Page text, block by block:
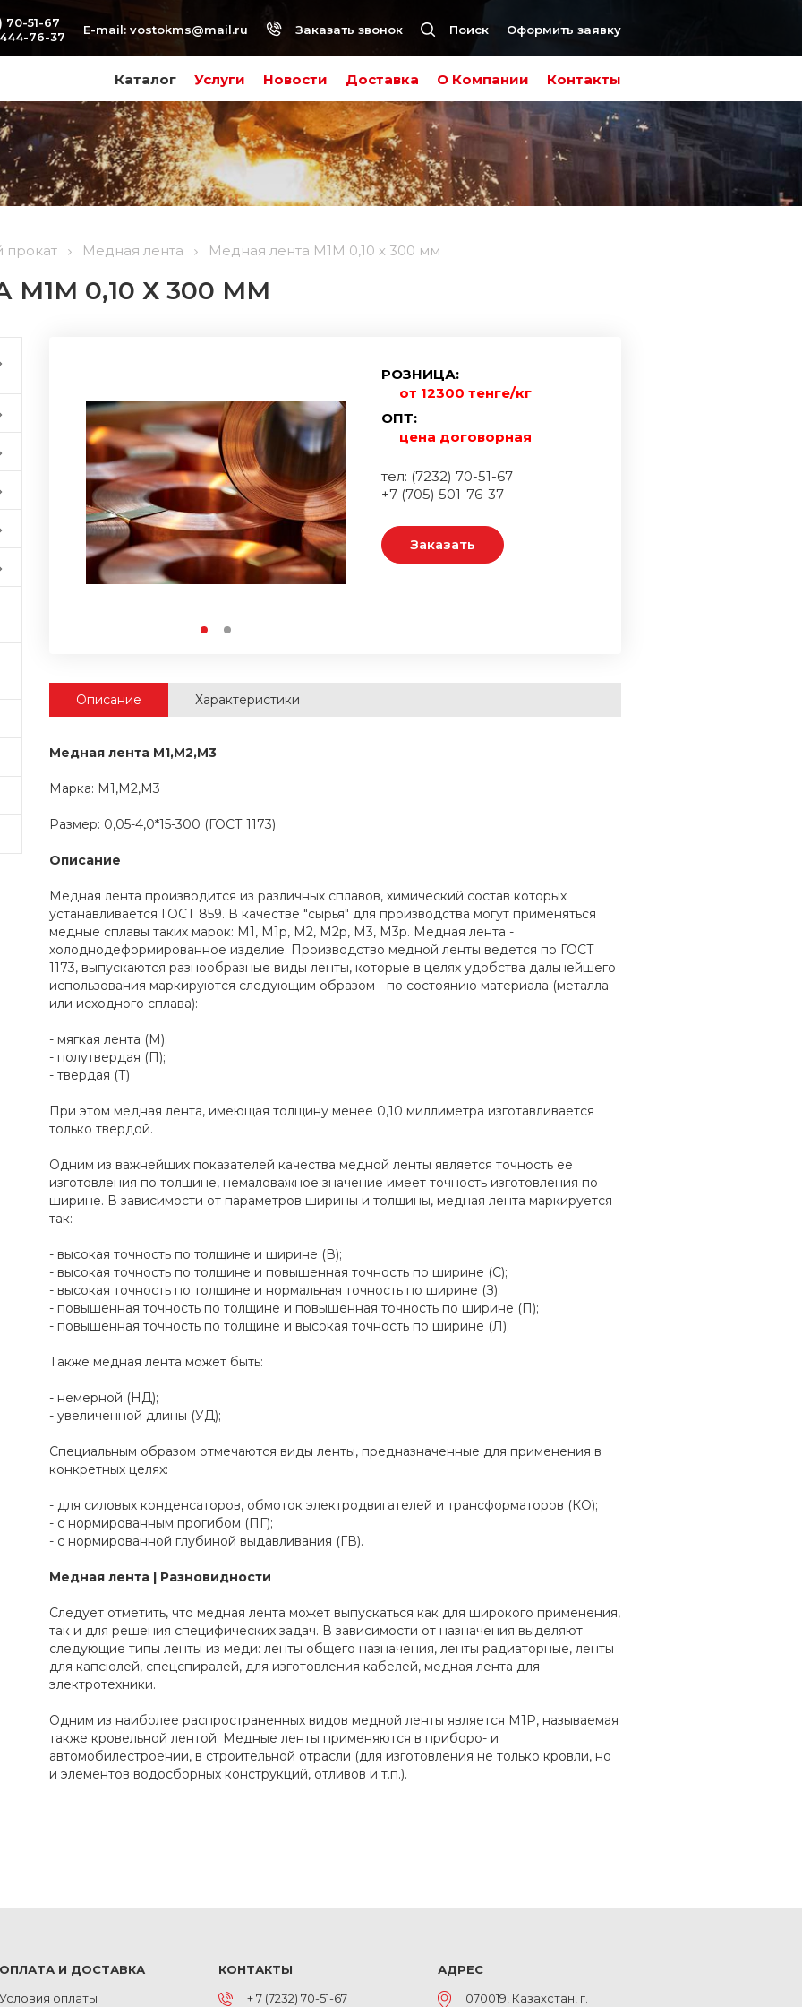
Каталог Услуги Новости Доставка О Компании Контакты
70-51-67
76-37
E-mail: vostokms@mail.ru Заказать звонок Поиск Оформить заявку
Медная лента Медная лента М1М 0,10 х 300 мм
0,10 Х 300 ММ
РОЗНИЦА:
от 12300 тенге/кг
ОПТ:
цена договорная
тел: (7232) 70-51-67
+7 (705) 501-76-37
Заказать
Описание Характеристики
Медная лента М1,М2,М3
Марка: М1,М2,М3
Размер: 0,05-4,0*15-300 (ГОСТ 1173)
Описание
Медная лента производится из различных сплавов, химический состав которых
устанавливается ГОСТ 859. В качестве "сырья" для производства могут применяться
медные сплавы таких марок: M1, M1p, M2, М2р, М3, М3р. Медная лента -
холоднодеформированное изделие. Производство медной ленты ведется по ГОСТ
1173, выпускаются разнообразные виды ленты, которые в целях удобства дальнейшего
использования маркируются следующим образом - по состоянию материала (металла
или исходного сплава):
- мягкая лента (М);
- полутвердая (П);
- твердая (Т)
При этом медная лента, имеющая толщину менее 0,10 миллиметра изготавливается
только твердой.
Одним из важнейших показателей качества медной ленты является точность ее
изготовления по толщине, немаловажное значение имеет точность изготовления по
ширине. В зависимости от параметров ширины и толщины, медная лента маркируется
так:
- высокая точность по толщине и ширине (В);
- высокая точность по толщине и повышенная точность по ширине (С);
- высокая точность по толщине и нормальная точность по ширине (З);
- повышенная точность по толщине и повышенная точность по ширине (П);
- повышенная точность по толщине и высокая точность по ширине (Л);
Также медная лента может быть:
- немерной (НД);
- увеличенной длины (УД);
Специальным образом отмечаются виды ленты, предназначенные для применения в
конкретных целях:
- для силовых конденсаторов, обмоток электродвигателей и трансформаторов (КО);
- с нормированным прогибом (ПГ);
- с нормированной глубиной выдавливания (ГВ).
Медная лента | Разновидности
Следует отметить, что медная лента может выпускаться как для широкого применения,
так и для решения специфических задач. В зависимости от назначения выделяют
следующие типы ленты из меди: ленты общего назначения, ленты радиаторные, ленты
для капсюлей, спецспиралей, для изготовления кабелей, медная лента для
электротехники.
Одним из наиболее распространенных видов медной ленты является М1Р, называемая
также кровельной лентой. Медные ленты применяются в приборо- и
автомобилестроении, в строительной отрасли (для изготовления не только кровли, но
и элементов водосборных конструкций, отливов и т.п.).
ОПЛАТА И ДОСТАВКА
Условия оплаты
КОНТАКТЫ
+ 7 (7232) 70-51-67
АДРЕС
070019, Казахстан, г.